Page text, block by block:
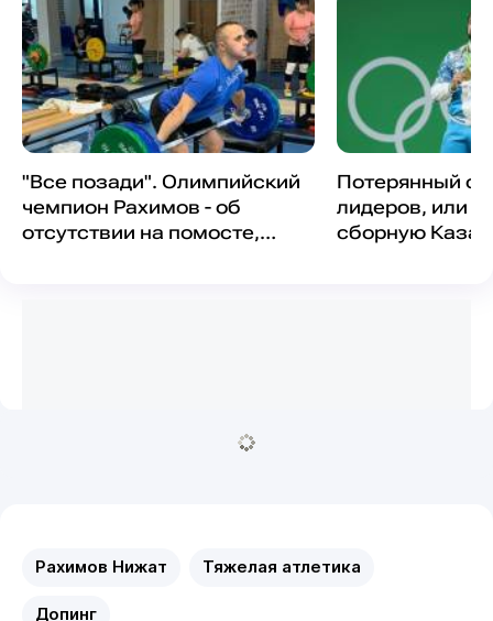
"Все позади". Олимпийский
чемпион Рахимов - об
отсутствии на помосте,
Потерянный
лидеров, или
сборную
Рахимов Нижат Тяжелая атлетика
Допинг